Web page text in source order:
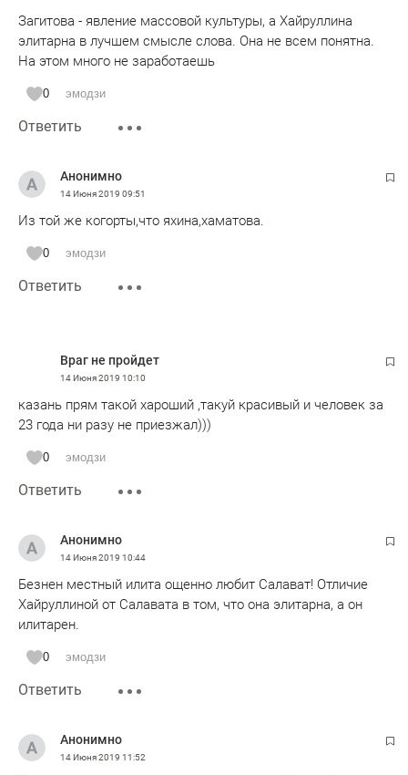
Загитова - явление массовой культуры, а Хайруллина
элитарна в лучшем смысле слова. Она не всем понятна.
На этом много не заработаешь
0 эмодзи
Ответить
Анонимно
14 Июня 2019 09:51
Из той же когорты,что яхина,хаматова.
0 эмодзи
Ответить
Враг не пройдет
14 Июня 2019 10:10
казань прям такой хароший ,такуй красивый и человек за
23 года ни разу не приезжал)))
0 эмодзи
Ответить
Анонимно
14 Июня 2019 10:44
Безнен местный илита ощенно любит Салават! Отличие
Хайруллиной от Салавата в том, что она элитарна, а он
илитарен.
0 эмодзи
Ответить
Анонимно
14 Июня 2019 11:52